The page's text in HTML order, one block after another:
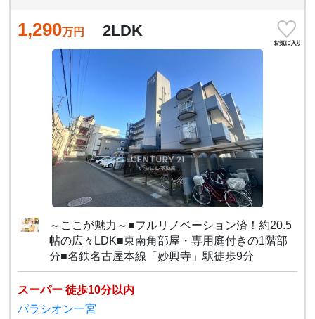
1,290万円 2LDK
～ここが魅力～■フルリノベーション済！約20.5
帖の広々LDK■東南角部屋・専用庭付きの1階部
分■名鉄名古屋本線「妙興寺」駅徒歩9分
スーパー 徒歩10分以内
パラシオン一宮